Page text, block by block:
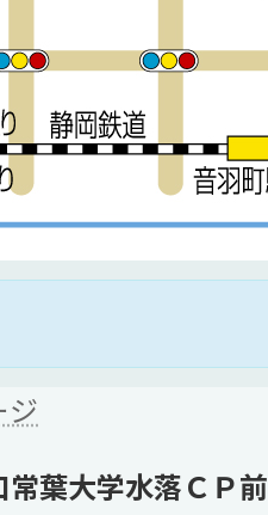
ジ
葉大学水落ＣＰ前